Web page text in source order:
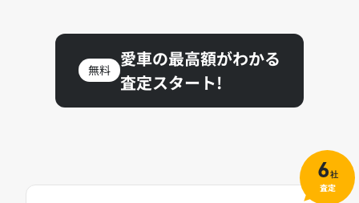
無料
愛車の最高額がわかる
査定スタート!
6社
査定